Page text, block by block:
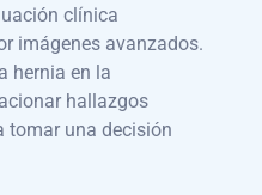
clínica
imágenes avanzados.
hernia en la
hallazgos
tomar una decisión